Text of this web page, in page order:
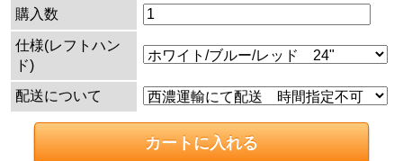
購入数
仕様(レフトハン
ド)
配送について